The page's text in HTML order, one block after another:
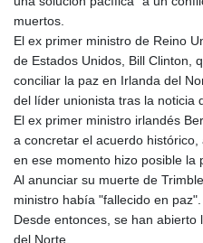
muertos.
El ex primer ministro de Reino
de Estados Unidos, Bill Clinton,
conciliar la paz en Irlanda del
del líder unionista tras la noticia
El ex primer ministro irlandés
a concretar el acuerdo
en ese momento hizo posible la
Al anunciar su muerte de
ministro había "fallecido en paz".
Desde entonces, se han
del Norte.